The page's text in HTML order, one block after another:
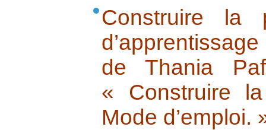
Construire la
de Thania
« Construire
Mode d’emploi.